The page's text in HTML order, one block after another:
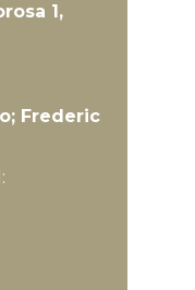
1,
Frederic